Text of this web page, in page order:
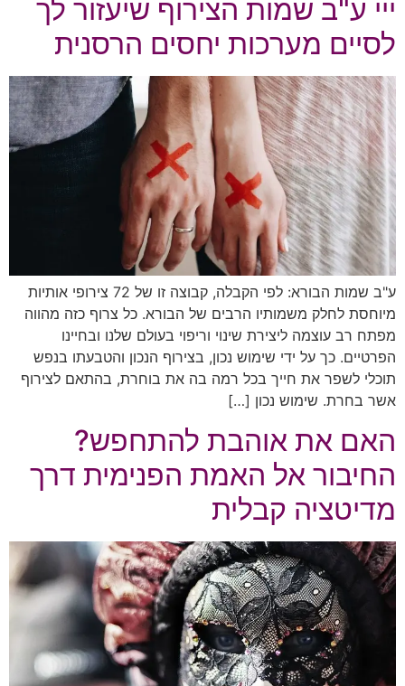
ייי ע"ב שמות הצירוף שיעזור לך
לסיים מערכות יחסים הרסנית
ע"ב שמות הבורא: לפי הקבלה, קבוצה זו של 72 צירופי אותיות
מיוחסת לחלק משמותיו הרבים של הבורא. כל צרוף כזה מהווה
מפתח רב עוצמה ליצירת שינוי וריפוי בעולם שלנו ובחיינו
הפרטיים. כך על ידי שימוש נכון, בצירוף הנכון והטבעתו בנפש
תוכלי לשפר את חייך בכל רמה בה את בוחרת, בהתאם לצירוף
אשר בחרת. שימוש נכון […]
האם את אוהבת להתחפש?
החיבור אל האמת הפנימית דרך
מדיטציה קבלית